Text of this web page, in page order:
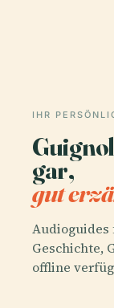
IHR
gar,
gut
Audioguides
Geschichte,
offline